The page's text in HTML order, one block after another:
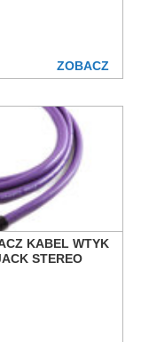
ZOBACZ
KABEL WTYK
STEREO